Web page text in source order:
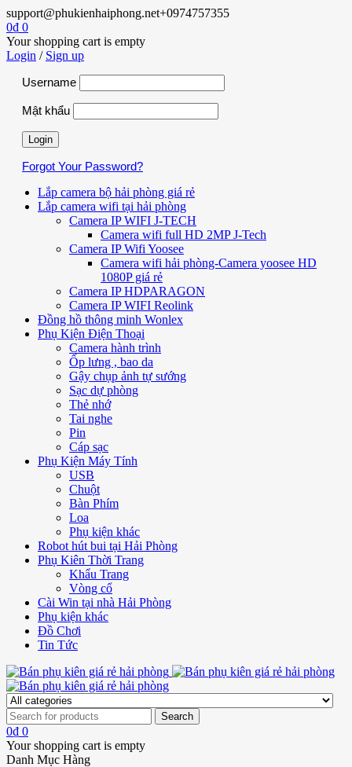
support@phukienhaiphong.net+0974757355
0₫ 0
Your shopping cart is empty
Login / Sign up
Username
Mật khẩu
Forgot Your Password?
Lắp camera bộ hải phòng giá rẻ
Lắp camera wifi tại hải phòng
Camera IP WIFI J-TECH
Camera wifi full HD 2MP J-Tech
Camera IP Wifi Yoosee
Camera wifi hải phòng-Camera yoosee HD
1080P giá rẻ
Camera IP HDPARAGON
Camera IP WIFI Reolink
Đồng hồ thông minh Wonlex
Phụ Kiện Điện Thoại
Camera hành trình
Ốp lưng , bao da
Gậy chụp ảnh tự sướng
Sạc dự phòng
Thẻ nhớ
Tai nghe
Pin
Cáp sạc
Phụ Kiện Máy Tính
USB
Chuột
Bàn Phím
Loa
Phụ kiện khác
Robot hút bui tại Hải Phòng
Phụ Kiên Thời Trang
Khẩu Trang
Vòng cổ
Cài Win tại nhà Hải Phòng
Phụ kiện khác
Đồ Chơi
Tin Tức
0₫ 0
Your shopping cart is empty
Danh Mục Hàng